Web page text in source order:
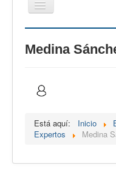
Cambiar
navegación
CertAcleB
Calidad
Artículos
Recursos
Medina
Está aquí: Inicio
Expertos
Medina